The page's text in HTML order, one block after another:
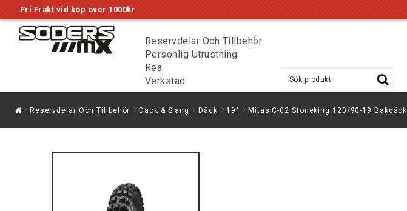
Fri Frakt vid köp över 1000kr
Reservdelar Och Tillbehör
Personlig Utrustning
Rea
Verkstad
Reservdelar Och Tillbehör Däck & Slang Däck 19" Mitas C-02 Stoneking 120/90-19 Bakdäck